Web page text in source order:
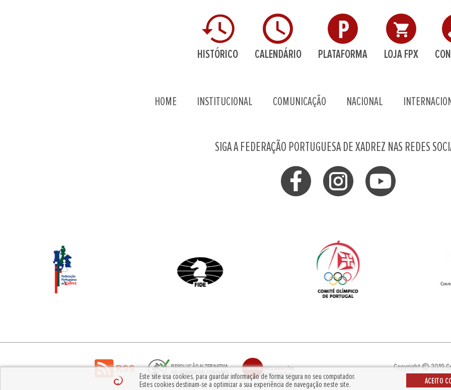
HISTÓRICO CALENDÁRIO PLATAFORMA LOJA FPX
HOME INSTITUCIONAL COMUNICAÇÃO NACIONAL
SIGA A FEDERAÇÃO PORTUGUESA DE XADREZ NAS REDES
Copyright © 2019
Este site usa cookies, para guardar informação de forma segura no seu computador.
Estes cookies destinam-se a optimizar a sua experiência de navegação neste site.
ACEITO